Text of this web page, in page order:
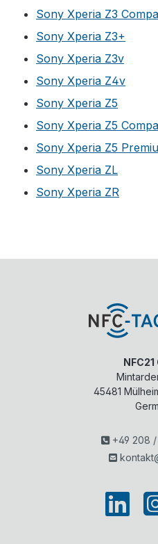
Sony Xperia Z3
Sony Xperia Z3+
Sony Xperia Z3v
Sony Xperia Z4v
Sony Xperia Z5
Sony Xperia Z5
Sony Xperia Z5
Sony Xperia ZL
Sony Xperia ZR
NFC21
45481
+49 208 /